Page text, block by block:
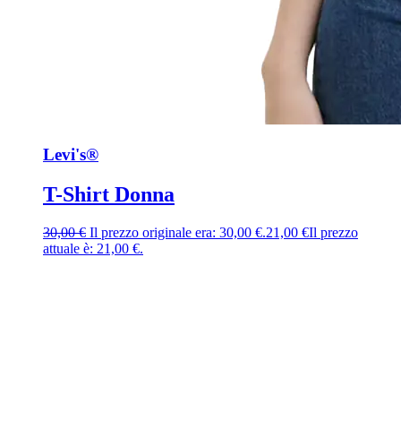
Levi's®
T-Shirt Donna
30,00€ Il prezzo originale era: 30,00 €.21,00 €Il prezzo
attuale è: 21,00 €.